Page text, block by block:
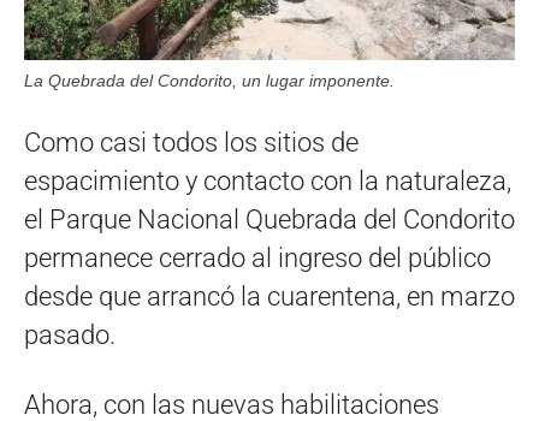
La Quebrada del Condorito, un lugar imponente.
Como casi todos los sitios de
espacimiento y contacto con la naturaleza,
el Parque Nacional Quebrada del Condorito
permanece cerrado al ingreso del público
desde que arrancó la cuarentena, en marzo
pasado.
Ahora, con las nuevas habilitaciones